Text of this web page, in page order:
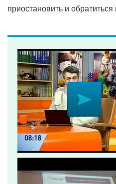
приостановить и обратиться